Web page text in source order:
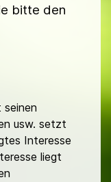
bitte den
seinen
usw. setzt
Interesse
liegt